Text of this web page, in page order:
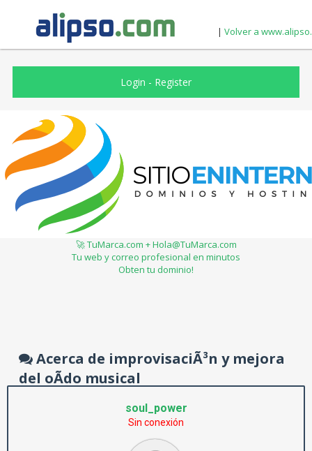
| Volver a
Login - Register
🚀 TuMarca.com + Hola@TuMarca.com
Tu web y correo profesional en minutos
Obten tu dominio!
Acerca de improvisaciÃ³n y mejora
del oÃ­do musical
soul_power
Sin conexión